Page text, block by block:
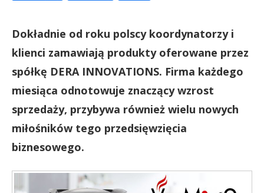
Dokładnie od roku polscy koordynatorzy i
klienci zamawiają produkty oferowane przez
spółkę DERA INNOVATIONS. Firma każdego
miesiąca odnotowuje znaczący wzrost
sprzedaży, przybywa również wielu nowych
miłośników tego przedsięwzięcia
biznesowego.